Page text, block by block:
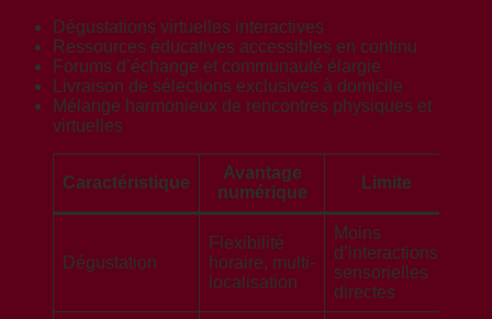
Dégustations virtuelles interactives
Ressources éducatives accessibles en continu
Forums d’échange et communauté élargie
Livraison de sélections exclusives à domicile
Mélange harmonieux de rencontres physiques et
virtuelles
Caractéristique
Avantage
numérique
Limite
Dégustation
Flexibilité
horaire, multi-
localisation
Moins
d’interactions
sensorielles
directes